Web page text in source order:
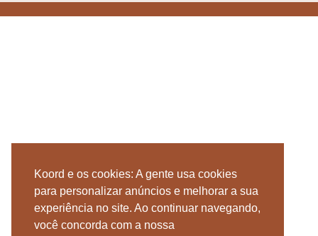
Koord e os cookies: A gente usa cookies
para personalizar anúncios e melhorar a sua
experiência no site. Ao continuar navegando,
você concorda com a nossa